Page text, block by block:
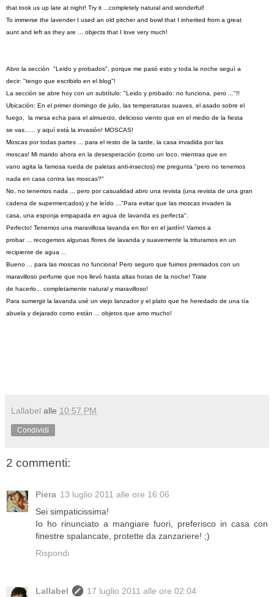
that took us up late at night! Try it completely natural and wonderful!
To immerse the lavender I used an old pitcher and bowl that I inherited from a great
aunt and left as they are objects that I love very much!
Abro la secciòn "Leido y probados" , porque me pasó esto y toda la noche seguì a
decir: "tengo que escribirlo en el blog"!
La secciòn se abre hoy con un subtítulo: "Leido y probado: no funciona, pero ..."!!
Ubicación: En el primer domingo de julio, las temperaturas suaves , el asado sobre el
fuego,
la mesa echa para el almuerzo, delicioso viento que en el medio de la fiesta
se vas y aquí está la invasión! MOSCAS!
Moscas por todas partes
para el resto de la tarde la casa invadida por las
moscas! Mi marido ahora en la desesperación (como un loco , mientras que en
vano agita la famosa rueda de paletas anti-insectos) me pregunta "pero no tenemos
nada en casa contra las moscas?"
No, no tenemos nada pero por casualidad abro una revista (una revista de una gran
cadena de supermercados) y he leído "Para evitar que las moscas invaden la
casa
una esponja empapada en agua de lavanda es perfecta".
Perfecto! Tenemos una maravillosa lavanda en floren el jardín! Vamos a
probar
recogemos algunas flores de lavanda y suavemente la trituramos en un
recipiente de agua
Bueno ...
para las moscas no funciona! Pero seguro que fuimos premiados con un
maravilloso perfume que nos llevó hasta altas horas de la noche! Trate
de hacerlo completamente natural y maravilloso!
Para sumergir la lavanda usé un viejo lanzador y el plato que he heredado de una tía
abuela y dejarado como están objetos que amo mucho!
Lallabel alle 10:57 PM
Condividi
2 commenti:
Piera 13 luglio 2011 alle ore 16:06
Sei simpaticissima!
Io ho rinunciato a mangiare fuori, preferisco in casa con
finestre spalancate, protette da zanzariere! ;)
Rispondi
Lallabel
17 luglio 2011 alle ore 02:04